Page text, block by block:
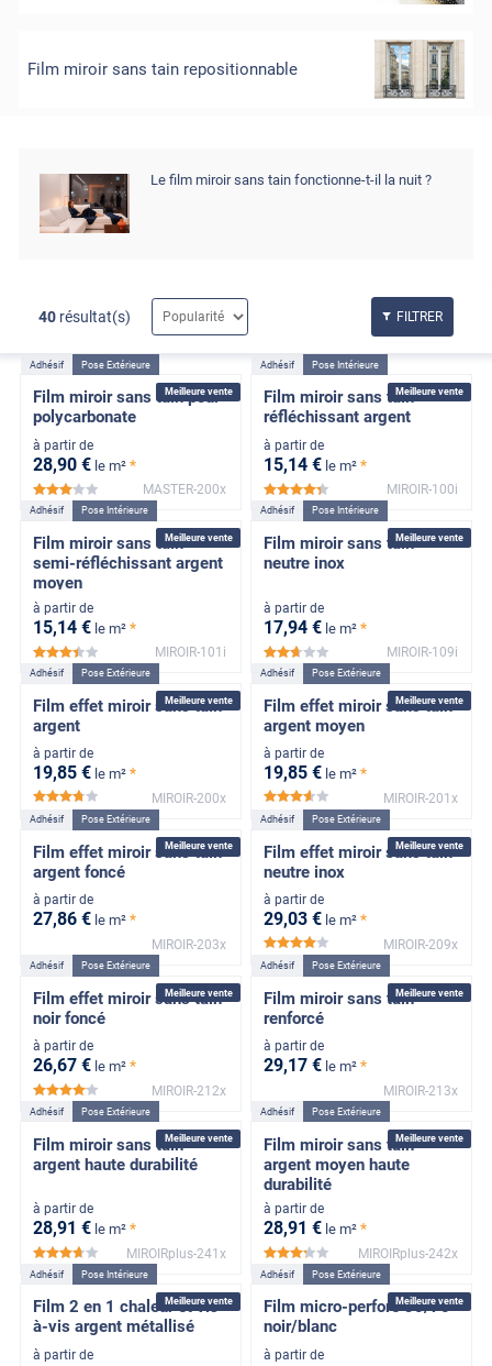
Film miroir sans tain repositionnable
Le film miroir sans tain fonctionne-t-il la nuit ?
40 résultat(s) FILTRER
Meilleure vente
Adhésif Pose Extérieure
Film miroir sans tain pour
polycarbonate
à partir de
28,90 € le m² *
*****
MASTER-200x
Meilleure vente
Adhésif Pose Intérieure
Film miroir sans tain
réfléchissant argent
à partir de
15,14 € le m² *
*****
MIROIR-100i
Meilleure vente
Adhésif Pose Intérieure
Film miroir sans tain
semi-réfléchissant argent
moyen
à partir de
15,14 € le m² *
*****
MIROIR-101i
Meilleure vente
Adhésif Pose Intérieure
Film miroir sans tain
neutre inox
à partir de
17,94 € le m² *
*****
MIROIR-109i
Meilleure vente
Adhésif Pose Extérieure
Film effet miroir sans tain
argent
à partir de
19,85 € le m² *
*****
MIROIR-200x
Meilleure vente
Adhésif Pose Extérieure
Film effet miroir sans tain
argent moyen
à partir de
19,85 € le m² *
*****
MIROIR-201x
Meilleure vente
Adhésif Pose Extérieure
Film effet miroir sans tain
argent foncé
à partir de
27,86 € le m² *
MIROIR-203x
Meilleure vente
Adhésif Pose Extérieure
Film effet miroir sans tain
neutre inox
à partir de
29,03 € le m² *
*****
MIROIR-209x
Meilleure vente
Adhésif Pose Extérieure
Film effet miroir sans tain
noir foncé
à partir de
26,67 € le m² *
*****
MIROIR-212x
Meilleure vente
Adhésif Pose Extérieure
Film miroir sans tain
renforcé
à partir de
29,17 € le m² *
MIROIR-213x
Meilleure vente
Adhésif Pose Extérieure
Film miroir sans tain
argent haute durabilité
à partir de
28,91 € le m² *
*****
MIROIRplus-241x
Meilleure vente
Adhésif Pose Extérieure
Film miroir sans tain
argent moyen haute
durabilité
à partir de
28,91 € le m² *
*****
MIROIRplus-242x
Meilleure vente
Adhésif Pose Intérieure
Film 2 en 1 chaleur et vis-
à-vis argent métallisé
à partir de
Meilleure vente
Adhésif Pose Extérieure
Film micro-perforé 30/70
noir/blanc
à partir de